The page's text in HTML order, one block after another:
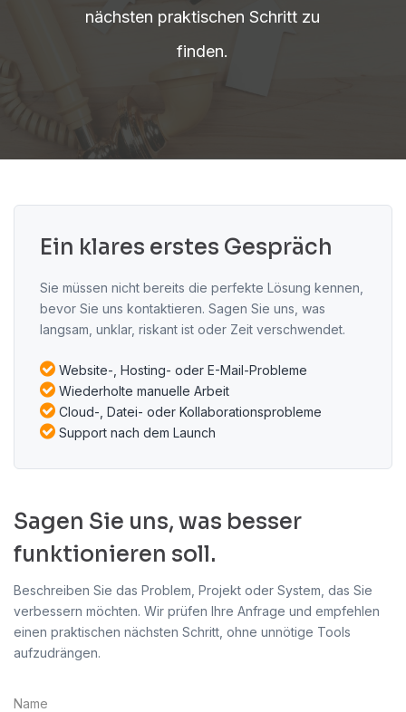
nächsten praktischen Schritt zu
finden.
Ein klares erstes Gespräch
Sie müssen nicht bereits die perfekte Lösung kennen,
bevor Sie uns kontaktieren. Sagen Sie uns, was
langsam, unklar, riskant ist oder Zeit verschwendet.
Website-, Hosting- oder E-Mail-Probleme
Wiederholte manuelle Arbeit
Cloud-, Datei- oder Kollaborationsprobleme
Support nach dem Launch
Sagen Sie uns, was besser
funktionieren soll.
Beschreiben Sie das Problem, Projekt oder System, das Sie
verbessern möchten. Wir prüfen Ihre Anfrage und empfehlen
einen praktischen nächsten Schritt, ohne unnötige Tools
aufzudrängen.
Name